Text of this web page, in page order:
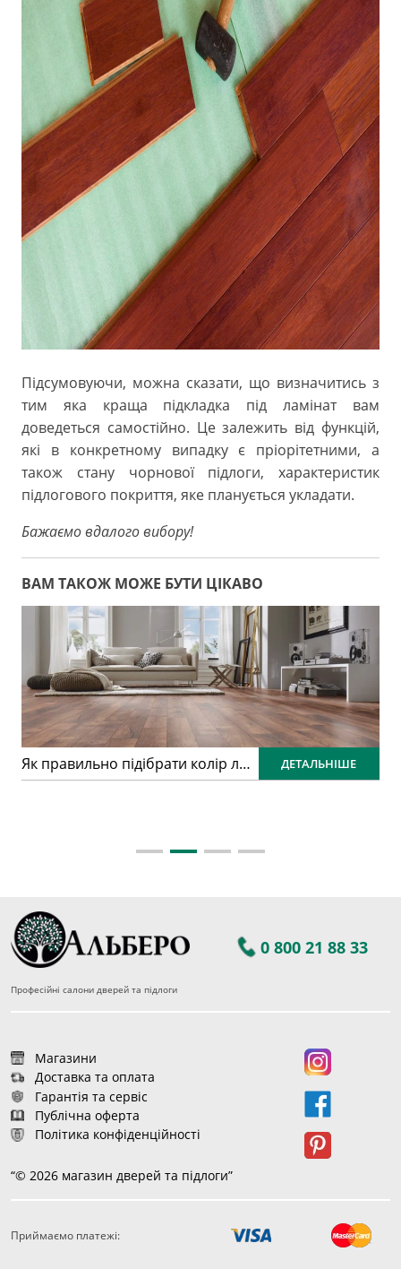
Підсумовуючи, можна сказати, що визначитись з
тим яка краща підкладка під ламінат вам
доведеться самостійно. Це залежить від функцій,
які в конкретному випадку є пріорітетними, а
також стану чорнової підлоги, характеристик
підлогового покриття, яке планується укладати.
Бажаємо вдалого вибору!
ВАМ ТАКОЖ МОЖЕ БУТИ ЦІКАВО
Як правильно підібрати колір ламінату: практичний гід для ідеального інтер’єру ДЕТАЛЬНІШЕ
0 800 21 88 33
Професійні салони дверей та підлоги
Магазини
Доставка та оплата
Гарантія та сервіс
Публічна оферта
Політика конфіденційності
“© 2026 магазин дверей та підлоги”
Приймаємо платежі: